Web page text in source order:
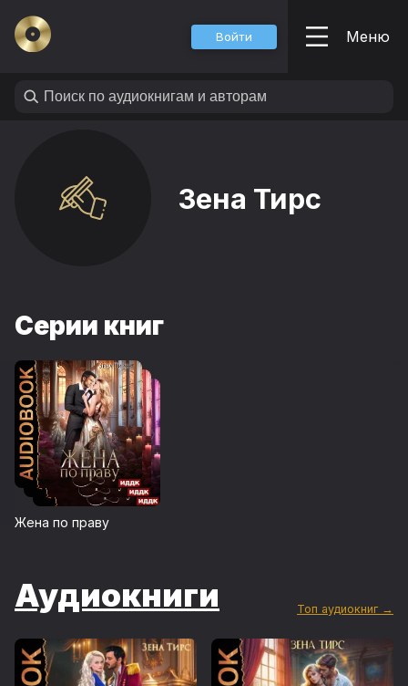
Войти Меню
Зена Тирс
Серии книг
Жена по праву
Аудиокниги Топ аудиокниг →